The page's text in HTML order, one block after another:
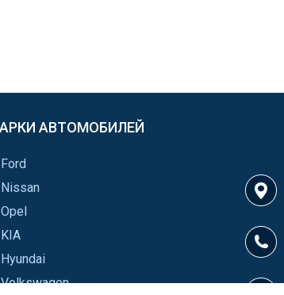
АВТОМОБИЛЕЙ
Ford
Nissan
Opel
KIA
Hyundai
Volkswagen